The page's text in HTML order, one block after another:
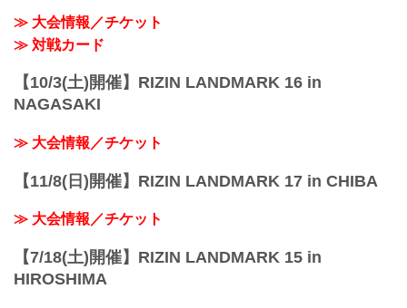
≫ 大会情報／チケット
≫ 対戦カード
【10/3(土)開催】RIZIN LANDMARK 16 in
NAGASAKI
≫ 大会情報／チケット
【11/8(日)開催】RIZIN LANDMARK 17 in CHIBA
≫ 大会情報／チケット
【7/18(土)開催】RIZIN LANDMARK 15 in
HIROSHIMA